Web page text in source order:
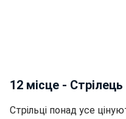
12 місце - Стрілець
Стрільці понад усе